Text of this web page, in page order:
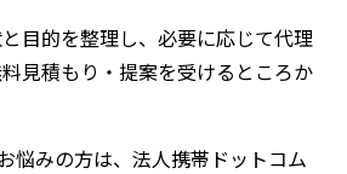
目的を整理し、必要に応じて代理
見積もり・提案を受けるところか
悩みの方は、法人携帯ドットコム